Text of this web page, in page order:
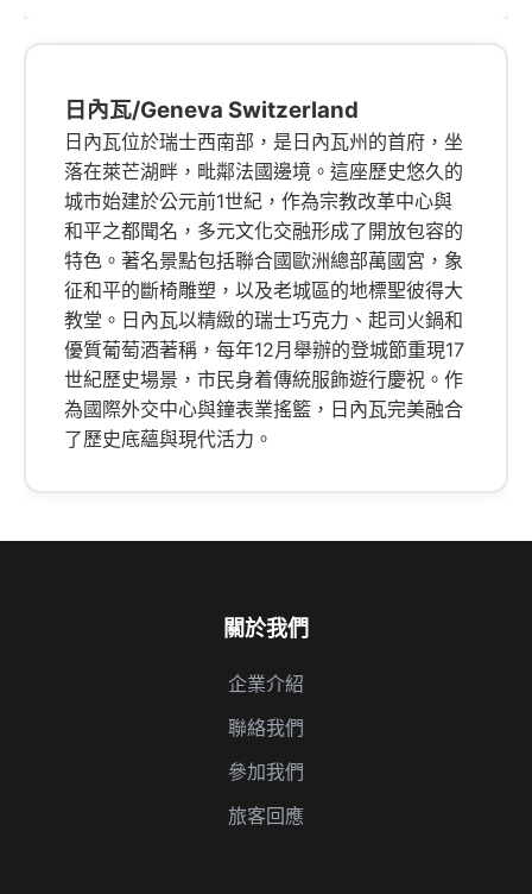
日內瓦/Geneva Switzerland
日內瓦位於瑞士西南部，是日內瓦州的首府，坐
落在萊芒湖畔，毗鄰法國邊境。這座歷史悠久的
城市始建於公元前1世紀，作為宗教改革中心與
和平之都聞名，多元文化交融形成了開放包容的
特色。著名景點包括聯合國歐洲總部萬國宮，象
征和平的斷椅雕塑，以及老城區的地標聖彼得大
教堂。日內瓦以精緻的瑞士巧克力、起司火鍋和
優質葡萄酒著稱，每年12月舉辦的登城節重現17
世紀歷史場景，市民身着傳統服飾遊行慶祝。作
為國際外交中心與鐘表業搖籃，日內瓦完美融合
了歷史底蘊與現代活力。
關於我們
企業介紹
聯絡我們
參加我們
旅客回應